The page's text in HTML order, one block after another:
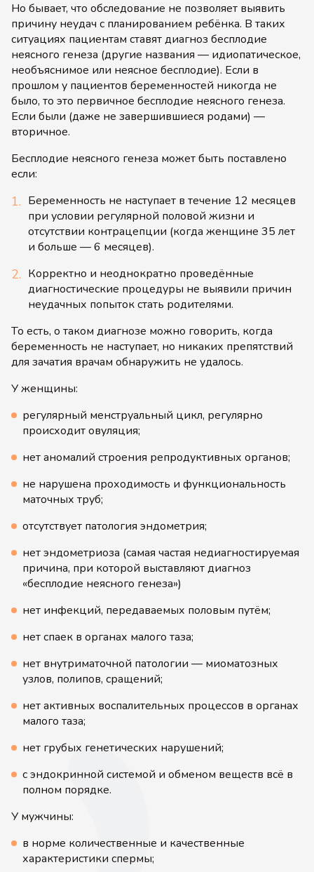
Но бывает, что обследование не позволяет выявить
причину неудач с планированием ребёнка. В таких
ситуациях пациентам ставят диагноз бесплодие
неясного генеза (другие названия — идиопатическое,
необъяснимое или неясное бесплодие). Если в
прошлом у пациентов беременностей никогда не
было, то это первичное бесплодие неясного генеза.
Если были (даже не завершившиеся родами) —
вторичное.
Бесплодие неясного генеза может быть поставлено
если:
Беременность не наступает в течение 12 месяцев
при условии регулярной половой жизни и
отсутствии контрацепции (когда женщине 35 лет
и больше — 6 месяцев).
Корректно и неоднократно проведённые
диагностические процедуры не выявили причин
неудачных попыток стать родителями.
То есть, о таком диагнозе можно говорить, когда
беременность не наступает, но никаких препятствий
для зачатия врачам обнаружить не удалось.
У женщины:
регулярный менструальный цикл, регулярно
происходит овуляция;
нет аномалий строения репродуктивных органов;
не нарушена проходимость и функциональность
маточных труб;
отсутствует патология эндометрия;
нет эндометриоза (самая частая недиагностируемая
причина, при которой выставляют диагноз
«бесплодие неясного генеза»)
нет инфекций, передаваемых половым путём;
нет спаек в органах малого таза;
нет внутриматочной патологии — миоматозных
узлов, полипов, сращений;
нет активных воспалительных процессов в органах
малого таза;
нет грубых генетических нарушений;
с эндокринной системой и обменом веществ всё в
полном порядке.
У мужчины:
в норме количественные и качественные
характеристики спермы;